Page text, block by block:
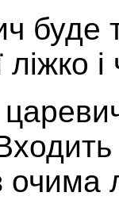
буде
очима